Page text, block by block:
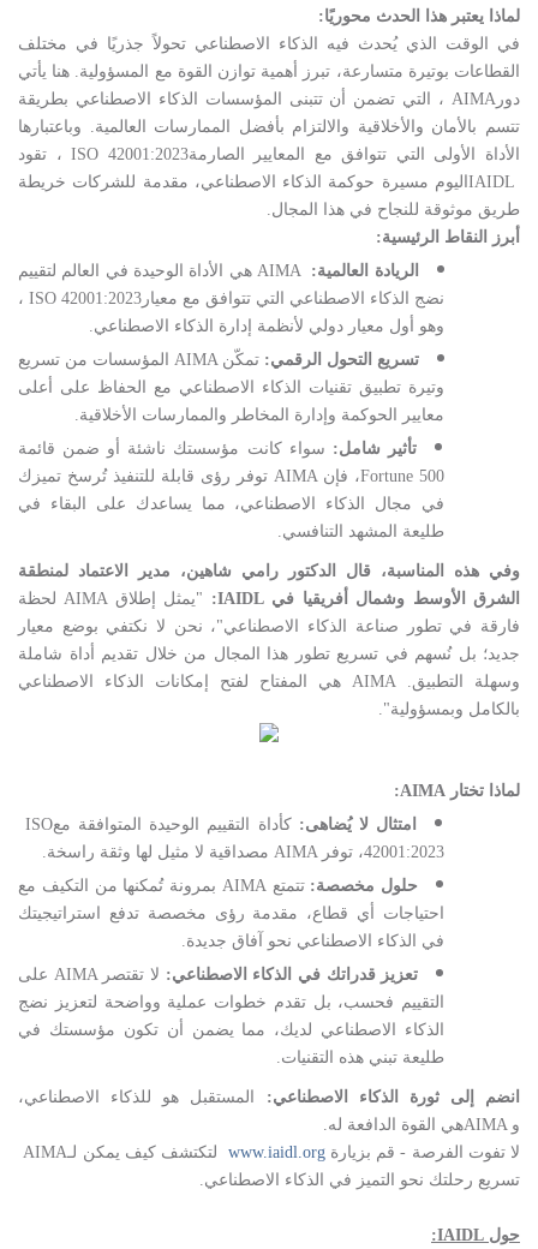
لماذا يعتبر هذا الحدث محوريًا:
في الوقت الذي يُحدث فيه الذكاء الاصطناعي تحولاً جذريًا في مختلف
القطاعات بوتيرة متسارعة، تبرز أهمية توازن القوة مع المسؤولية. هنا يأتي
دور AIMA ، التي تضمن أن تتبنى المؤسسات الذكاء الاصطناعي بطريقة
تتسم بالأمان والأخلاقية والالتزام بأفضل الممارسات العالمية. وباعتبارها
الأداة الأولى التي تتوافق مع المعايير الصارمةISO 42001:2023 ، تقود
IAIDL اليوم مسيرة حوكمة الذكاء الاصطناعي، مقدمة للشركات خريطة
طريق موثوقة للنجاح في هذا المجال.
أبرز النقاط الرئيسية:
الريادة العالمية:
AIMA هي الأداة الوحيدة في العالم لتقييم
نضج الذكاء الاصطناعي التي تتوافق مع معيار ISO 42001:2023 ،
وهو أول معيار دولي لأنظمة إدارة الذكاء الاصطناعي.
تسريع التحول الرقمي: تمكّن AIMA المؤسسات من تسريع
وتيرة تطبيق تقنيات الذكاء الاصطناعي مع الحفاظ على أعلى
معايير الحوكمة وإدارة المخاطر والممارسات الأخلاقية.
تأثير شامل: سواء كانت مؤسستك ناشئة أو ضمن قائمة
Fortune 500، فإن AIMA توفر رؤى قابلة للتنفيذ تُرسخ تميزك
في مجال الذكاء الاصطناعي، مما يساعدك على البقاء في
طليعة المشهد التنافسي.
وفي هذه المناسبة، قال الدكتور رامي شاهين، مدير الاعتماد لمنطقة
الشرق الأوسط وشمال أفريقيا فيIAIDL
: "يمثل إطلاق AIMA لحظة
فارقة في تطور صناعة الذكاء الاصطناعي"، نحن لا نكتفي بوضع معيار
جديد؛ بل نُسهم في تسريع تطور هذا المجال من خلال تقديم أداة شاملة
وسهلة التطبيق.
AIMA هي المفتاح لفتح إمكانات الذكاء الاصطناعي
بالكامل وبمسؤولية."
لماذا تختار AIMA
:
امتثال لا يُضاهى: كأداة التقييم الوحيدة المتوافقة معISO
42001:2023، توفر AIMA مصداقية لا مثيل لها وثقة راسخة.
حلول مخصصة:تتمتعAIMA بمرونة تُمكنها من التكيف مع
احتياجات أي قطاع، مقدمة رؤى مخصصة تدفع استراتيجيتك
في الذكاء الاصطناعي نحو آفاق جديدة.
تعزيز قدراتك في الذكاء الاصطناعي: لا تقتصر AIMA على
التقييم فحسب، بل تقدم خطوات عملية وواضحة لتعزيز نضج
الذكاء الاصطناعي لديك، مما يضمن أن تكون مؤسستك في
طليعة تبني هذه التقنيات.
انضم إلى ثورة الذكاء الاصطناعي:
المستقبل هو للذكاء الاصطناعي،
و AIMAهي القوة الدافعة له.
لا تفوت الفرصة - قم بزيارةwww.iaidl.org لتكتشف كيف يمكن لـAIMA
تسريع رحلتك نحو التميز في الذكاء الاصطناعي.
حول IAIDL
: